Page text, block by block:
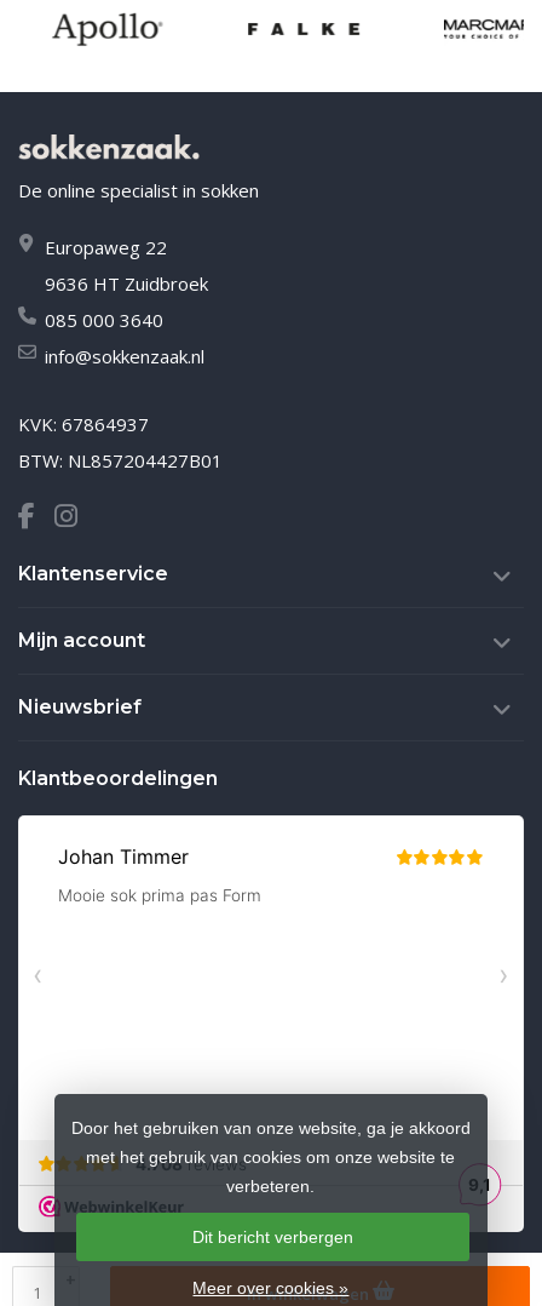
In winkelwagen
De online specialist in sokken
Europaweg 22
9636 HT Zuidbroek
085 000 3640
info@sokkenzaak.nl
KVK: 67864937
BTW: NL857204427B01
Klantenservice
Mijn account
Nieuwsbrief
Klantbeoordelingen
Door het gebruiken van onze website, ga je akkoord
met het gebruik van cookies om onze website te
verbeteren.
Dit bericht verbergen
Meer over cookies »
© Copyright 2026 sokkenzaak.nl